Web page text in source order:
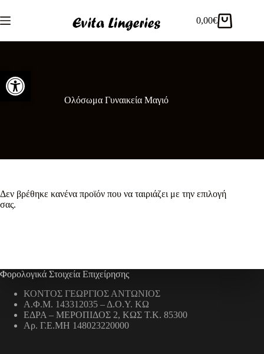
Ανοίξτε τη γραμμή εργαλείων
στο
περιεχόμενο
Καλάθι
0,00€
Ολόσωμα Γυναικεία Μαγιό
Δεν βρέθηκε κανένα προϊόν που να ταιριάζει με την επιλογή
σας.
Φορολογικά Στοιχεία Επιχείρησης
ΚΟΝΤΟΣ ΓΕΩΡΓΙΟΣ ΑΝΤΩΝΙΟΣ
Α.Φ.Μ. 143312035 – Δ.Ο.Υ. ΚΩ
ΕΔΡΑ – ΜΕΡΟΠΙΔΟΣ 2, ΚΩΣ Τ.Κ. 85300
Αρ. Γ.Ε.ΜΗ 148023220000